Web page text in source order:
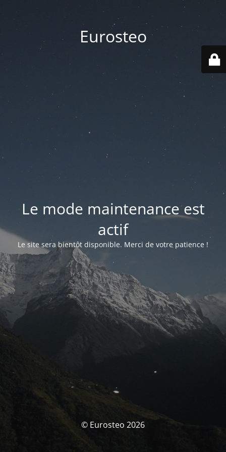
Eurosteo
Le mode maintenance est
actif
Le site sera bientôt disponible. Merci de votre patience !
© Eurosteo 2026